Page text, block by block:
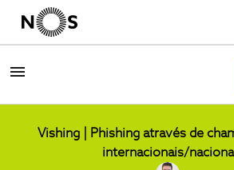
Vishing | Phishing através de
internacionais/